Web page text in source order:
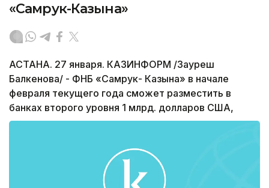
«Самрук-Казына»
АСТАНА. 27 января. КАЗИНФОРМ /Зауреш
Балкенова/ - ФНБ «Самрук- Казына» в начале
февраля текущего года сможет разместить в
банках второго уровня 1 млрд. долларов США,